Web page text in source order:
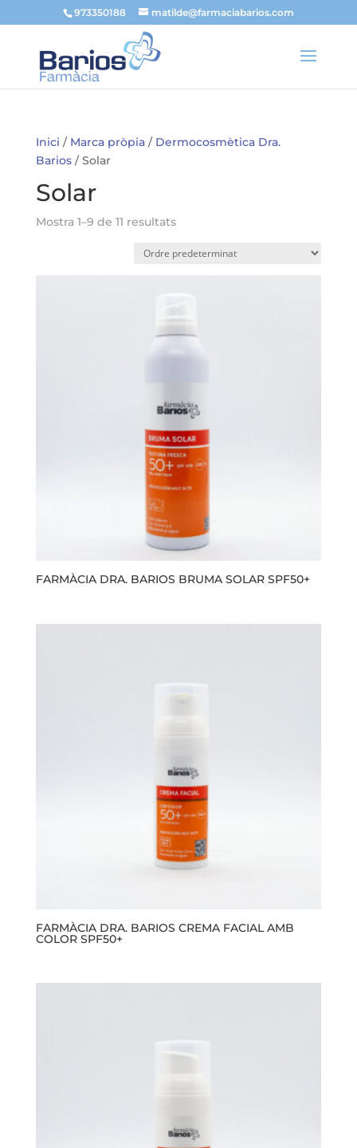
973350188 matilde@farmaciabarios.com
Inici / Marca pròpia/ Dermocosmètica Dra.
Barios/ Solar
Solar
Mostra 1–9 de 11 resultats
FARMÀCIA DRA. BARIOS BRUMA SOLAR SPF50+
FARMÀCIA DRA. BARIOS CREMA FACIAL AMB
COLOR SPF50+